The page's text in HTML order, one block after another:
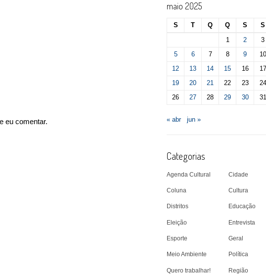
eu comentar.
maio 2025
S T Q Q S S
1
2 3
5
6 7 8 9 10
12
13 14 15 16 17
19
20 21 22 23 24
26
27 28 29 30 31
« abr jun »
Categorias
Agenda Cultural Cidade
Coluna Cultura
Distritos Educação
Eleição Entrevista
Esporte Geral
Meio Ambiente Política
Quero trabalhar! Região